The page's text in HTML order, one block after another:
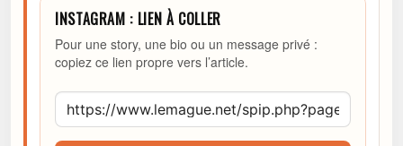
INSTAGRAM : LIEN À COLLER
Pour une story, une bio ou un message privé :
copiez ce lien propre vers l’article.